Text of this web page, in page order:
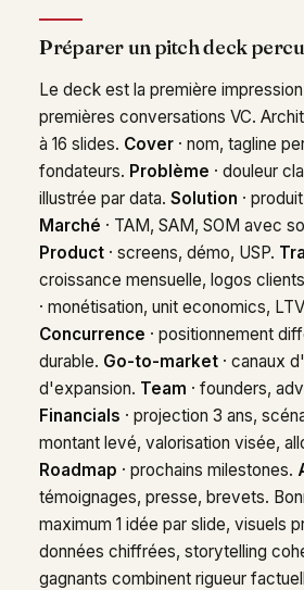
Préparer un pitch deck
Le deck est la première
premières conversations VC.
à 16 slides. Cover · nom, tagline
fondateurs. Problème · douleur
illustrée par data. Solution ·
Marché · TAM, SAM, SOM avec
Product · screens, démo, USP.
croissance mensuelle, logos
· monétisation, unit economics,
Concurrence · positionnement
durable. Go-to-market · canaux
d'expansion. Team · founders,
Financials · projection 3 ans,
montant levé, valorisation visée,
Roadmap · prochains milestones.
témoignages, presse, brevets.
maximum 1 idée par slide, visuels
données chiffrées, storytelling
gagnants combinent rigueur